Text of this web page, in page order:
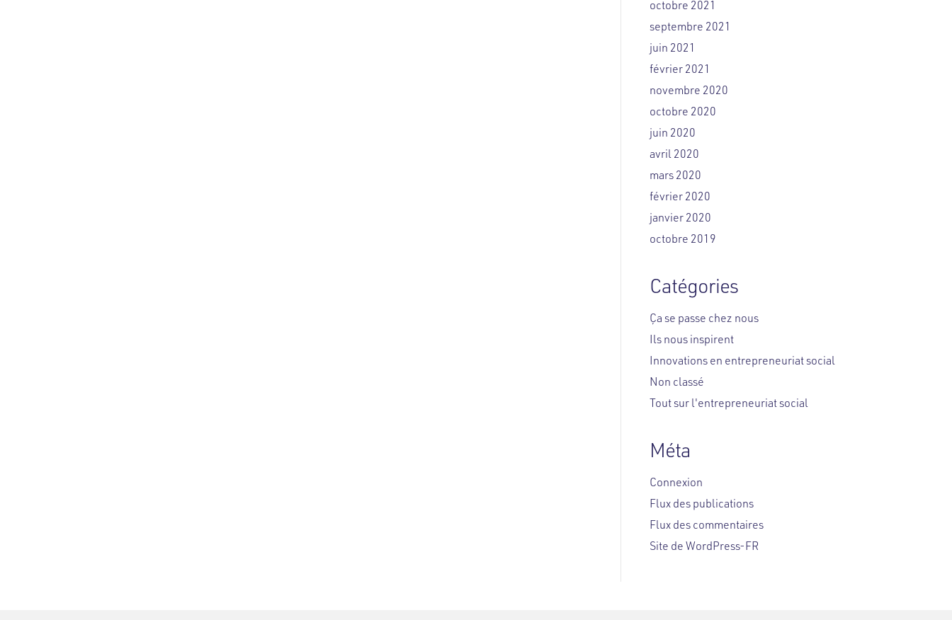
octobre 2021
septembre 2021
juin 2021
février 2021
novembre 2020
octobre 2020
juin 2020
avril 2020
mars 2020
février 2020
janvier 2020
octobre 2019
Catégories
Ça se passe chez nous
Ils nous inspirent
Innovations en entrepreneuriat social
Non classé
Tout sur l'entrepreneuriat social
Méta
Connexion
Flux des publications
Flux des commentaires
Site de WordPress-FR